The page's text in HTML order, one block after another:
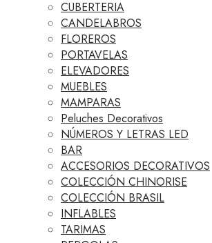
CUBERTERIA
CANDELABROS
FLOREROS
PORTAVELAS
ELEVADORES
MUEBLES
MAMPARAS
Peluches Decorativos
NÚMEROS Y LETRAS LED
BAR
ACCESORIOS DECORATIVOS
COLECCIÓN CHINORISE
COLECCIÓN BRASIL
INFLABLES
TARIMAS